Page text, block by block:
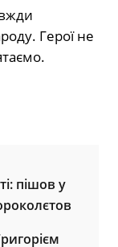
Герої не
пішов у